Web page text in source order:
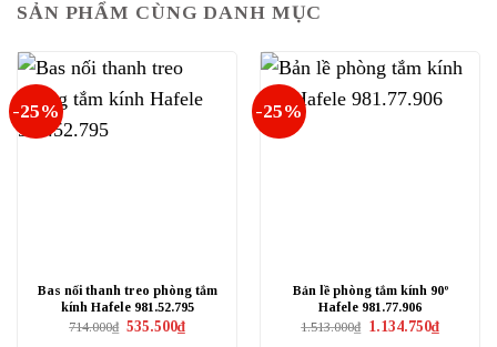
SẢN PHẨM CÙNG DANH MỤC
-25%
Bas nối thanh treo phòng tắm
kính Hafele 981.52.795
714.000₫ Giá
535.500₫Giá
hiện
-25%
Bản lề phòng tắm kính 90º
Hafele 981.77.906
1.513.000₫ Giá
1.134.750₫Giá
hiện